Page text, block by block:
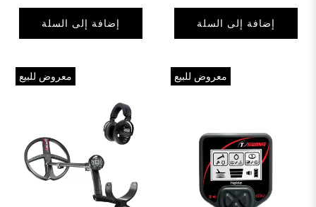
الأصلي
هو:
الحالي
إضافة إلى السلة
الأصلي
هو:
الحالي
إضافة إلى السلة
معروض للبيع معروض للبيع